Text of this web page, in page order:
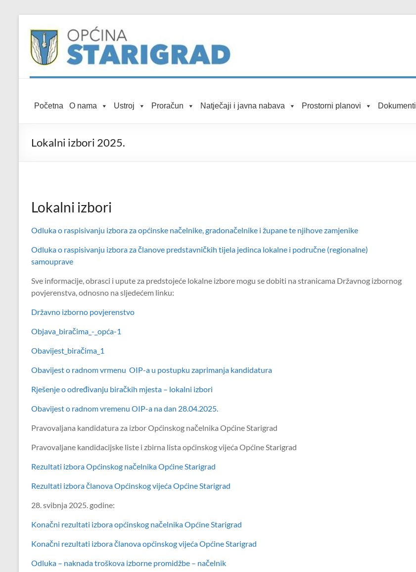
content
Općina
Službena
mrežna
Početna O nama Ustroj Proračun Natječaji i javna nabava Prostorni planovi Dokumenti
Lokalni izbori 2025.
Lokalni izbori
Odluka o raspisivanju izbora za općinske načelnike, gradonačelnike i župane te njihove zamjenike
Odluka o raspisivanju izbora za članove predstavničkih tijela jedinca lokalne i područne (regionalne)
samouprave
Sve informacije, obrasci i upute za predstojeće lokalne izbore mogu se dobiti na stranicama Državnog izbornog
povjerenstva, odnosno na sljedećem linku:
Državno izborno povjerenstvo
Objava_biračima_-_opća-1
Obavijest_biračima_1
Obavijest o radnom vrmenu OIP-a u postupku zaprimanja kandidatura
Rješenje o određivanju biračkih mjesta – lokalni izbori
Obavijest o radnom vremenu OIP-a na dan 28.04.2025.
Pravovaljana kandidatura za izbor Općinskog načelnika Općine Starigrad
Pravovaljane kandidacijske liste i zbirna lista općinskog vijeća Općine Starigrad
Rezultati izbora Općinskog načelnika Općine Starigrad
Rezultati izbora članova Općinskog vijeća Općine Starigrad
28. svibnja 2025. godine:
Konačni rezultati izbora općinskog načelnika Općine Starigrad
Konačni rezultati izbora članova općinskog vijeća Općine Starigrad
Odluka – naknada troškova izborne promidžbe – načelnik